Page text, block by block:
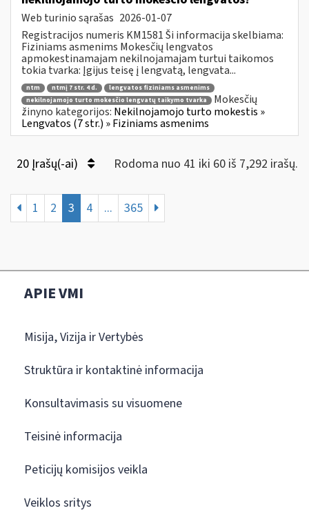
Web turinio sąrašas 2026-01-07
Registracijos numeris KM1581 Ši informacija skelbiama:
Fiziniams asmenims Mokesčių lengvatos
apmokestinamajam nekilnojamajam turtui taikomos
tokia tvarka: Įgijus teisę į lengvatą, lengvata...
ntm ntmį 7 str. 4 d.
lengvatos fiziniams asmenims
nekilnojamojo turto mokesčio lengvatų taikymo tvarka
Mokesčių
žinyno kategorijos: Nekilnojamojo turto mokestis »
Lengvatos (7 str.) » Fiziniams asmenims
20 Įrašų(-ai) Rodoma nuo 41 iki 60 iš 7,292 irašų.
1 2 3 4 ... 365
APIE VMI
Misija, Vizija ir Vertybės
Struktūra ir kontaktinė informacija
Konsultavimasis su visuomene
Teisinė informacija
Peticijų komisijos veikla
Veiklos sritys